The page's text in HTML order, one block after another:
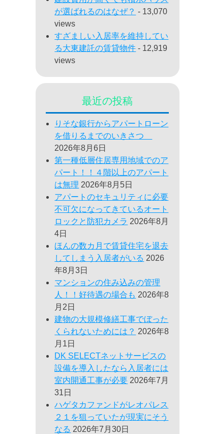
が選ばれるのはなぜ？ - 13,070
views
すざましい入居率を維持してい
る大東建託の賃貸物件 - 12,919
views
最近の投稿
りそな銀行からアパートローン
を借りるまでのいきさつ
2026年8月6日
第一種低層住居専用地域でのア
パート！！４階以上のアパート
は無理 2026年8月5日
アパートのセキュリティに必要
不可欠になってきているオート
ロックと防犯カメラ 2026年8月
4日
ほんの数カ月で賃貸住宅を退去
してしまう入居者がいる 2026
年8月3日
マンションの住み込みの管理
人！！好待遇の場合も 2026年8
月2日
建物の大規模修繕工事でぼった
くられないためには？ 2026年8
月1日
DK SELECTネットサービスの
設備を導入したなら入居者には
室内開通工事が必要 2026年7月
31日
ハゲタカファンドがレオパレス
２１を狙っていたが現実にそう
なる 2026年7月30日